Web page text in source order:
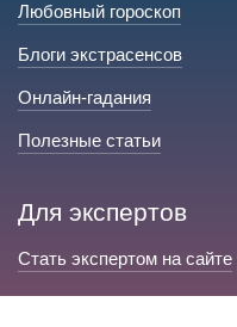
Любовный гороскоп
Блоги экстрасенсов
Онлайн-гадания
Полезные статьи
Для экспертов
Стать экспертом на сайте